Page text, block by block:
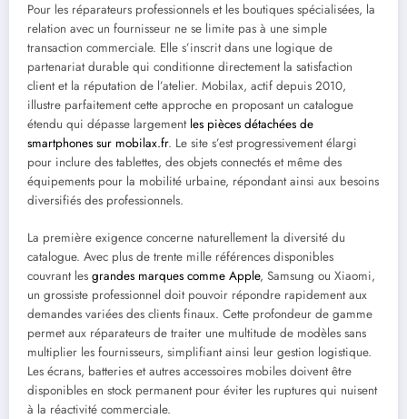
Pour les réparateurs professionnels et les boutiques spécialisées, la
relation avec un fournisseur ne se limite pas à une simple
transaction commerciale. Elle s’inscrit dans une logique de
partenariat durable qui conditionne directement la satisfaction
client et la réputation de l’atelier. Mobilax, actif depuis 2010,
illustre parfaitement cette approche en proposant un catalogue
étendu qui dépasse largement les pièces détachées de
smartphones sur mobilax.fr. Le site s’est progressivement élargi
pour inclure des tablettes, des objets connectés et même des
équipements pour la mobilité urbaine, répondant ainsi aux besoins
diversifiés des professionnels.
La première exigence concerne naturellement la diversité du
catalogue. Avec plus de trente mille références disponibles
couvrant les grandes marques comme Apple, Samsung ou Xiaomi,
un grossiste professionnel doit pouvoir répondre rapidement aux
demandes variées des clients finaux. Cette profondeur de gamme
permet aux réparateurs de traiter une multitude de modèles sans
multiplier les fournisseurs, simplifiant ainsi leur gestion logistique.
Les écrans, batteries et autres accessoires mobiles doivent être
disponibles en stock permanent pour éviter les ruptures qui nuisent
à la réactivité commerciale.